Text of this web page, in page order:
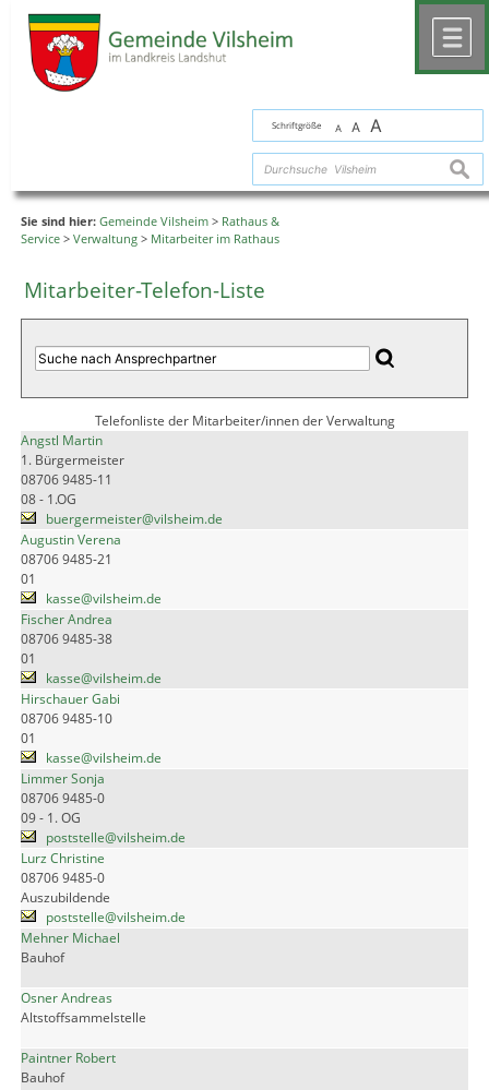
Schriftgröße A A A
Sie sind hier: Gemeinde Vilsheim > Rathaus &
Service > Verwaltung > Mitarbeiter im Rathaus
Mitarbeiter-Telefon-Liste
Telefonliste der Mitarbeiter/innen der Verwaltung
Angstl Martin
1. Bürgermeister
08706 9485-11
08 - 1.OG
buergermeister@vilsheim.de
Augustin Verena
08706 9485-21
01
kasse@vilsheim.de
Fischer Andrea
08706 9485-38
01
kasse@vilsheim.de
Hirschauer Gabi
08706 9485-10
01
kasse@vilsheim.de
Limmer Sonja
08706 9485-0
09 - 1. OG
poststelle@vilsheim.de
Lurz Christine
08706 9485-0
Auszubildende
poststelle@vilsheim.de
Mehner Michael
Bauhof
Osner Andreas
Altstoffsammelstelle
Paintner Robert
Bauhof